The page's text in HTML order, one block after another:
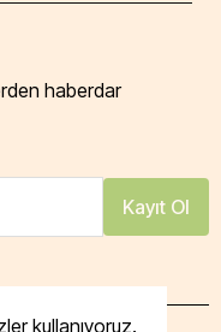
kullanıyoruz.
haberdar
Kayıt Ol